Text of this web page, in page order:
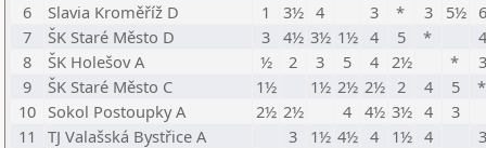
6
Slavia Kroměříž D 1 3½ 4 3 * 3 5½
7
ŠK Staré Město D 3 4½ 3½ 1½ 4 5 *
8
ŠK Holešov A ½ 2 3 5 4 2½ *
9
ŠK Staré Město C 1½ 1½ 2½ 2½ 2 4 5
10 Sokol Postoupky A 2½ 2½ 4 4½ 3½ 4
3
11
TJ Valašská Bystřice A 3 1½ 4½ 4 1½ 4